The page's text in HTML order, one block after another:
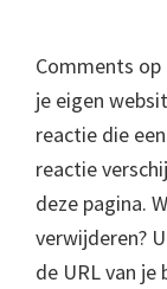
Comments op
je eigen
reactie die
reactie
deze pagina.
verwijderen?
de URL van je